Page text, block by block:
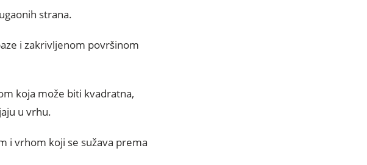
strana.
i zakrivljenom površinom
koja može biti kvadratna,
u vrhu.
i vrhom koji se sužava prema